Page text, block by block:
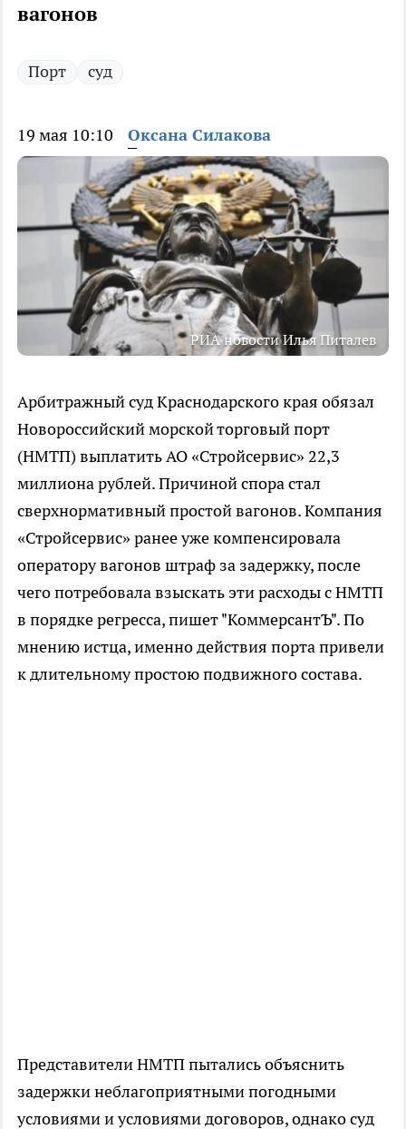
вагонов
Порт суд
19 мая 10:10 Оксана Силакова
РИА новости Илья Питалев
Арбитражный суд Краснодарского края обязал
Новороссийский морской торговый порт
(НМТП) выплатить АО «Стройсервис» 22,3
миллиона рублей. Причиной спора стал
сверхнормативный простой вагонов. Компания
«Стройсервис» ранее уже компенсировала
оператору вагонов штраф за задержку, после
чего потребовала взыскать эти расходы с НМТП
в порядке регресса, пишет "КоммерсантЪ". По
мнению истца, именно действия порта привели
к длительному простою подвижного состава.
Представители НМТП пытались объяснить
задержки неблагоприятными погодными
условиями и условиями договоров, однако суд